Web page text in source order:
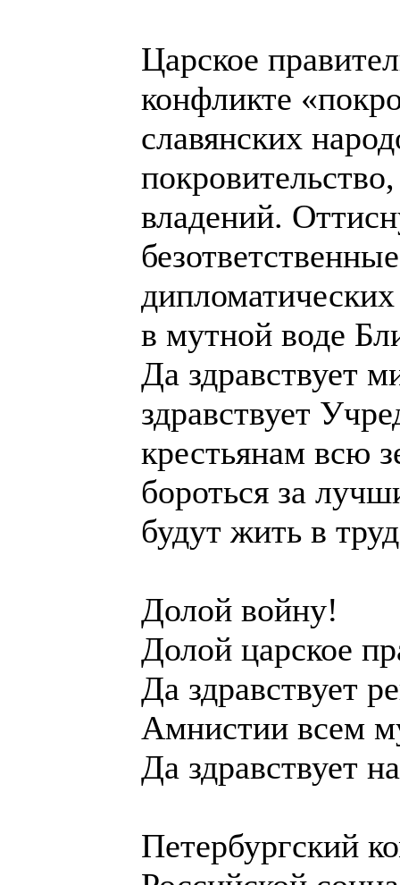
Царское
конфликте
славянских
владений.
в мутной воде
Да здравствует
здравствует
крестьянам всю
бороться за
будут жить в
Долой войну!
Долой царское
Да здравствует
Амнистии всем
Да здравствует
Петербургский